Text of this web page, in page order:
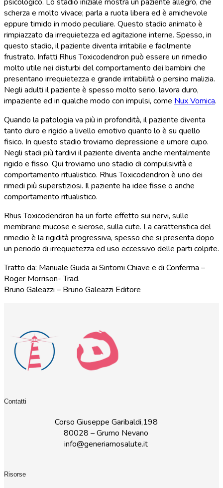
scherza e molto vivace; parla a ruota libera ed è amichevole
eppure timido in modo peculiare. Questo stadio animato è
rimpiazzato da irrequietezza ed agitazione interne. Spesso, in
questo stadio, il paziente diventa irritabile e facilmente
frustrato. Infatti Rhus Toxicodendron può essere un rimedio
molto utile nei disturbi del comportamento dei bambini che
presentano irrequietezza e grande irritabilità o persino malizia.
Negli adulti il paziente è spesso molto serio, lavora duro,
impaziente ed in qualche modo con impulsi, come Nux Vomica.
Quando la patologia va più in profondità, il paziente diventa
tanto duro e rigido a livello emotivo quanto lo è su quello
fisico. In questo stadio troviamo depressione e umore cupo.
Negli stadi più tardivi il paziente diventa anche mentalmente
rigido e fisso. Qui troviamo uno stadio di compulsività e
comportamento ritualistico. Rhus Toxicodendron è uno dei
rimedi più superstiziosi. Il paziente ha idee fisse o anche
comportamento ritualistico.
Rhus Toxicodendron ha un forte effetto sui nervi, sulle
membrane mucose e sierose, sulla cute. La caratteristica del
rimedio è la rigidità progressiva, spesso che si presenta dopo
un periodo di irrequietezza ed uso eccessivo delle parti colpite.
Tratto da: Manuale Guida ai Sintomi Chiave e di Conferma –
Roger Morrison- Trad.
Bruno Galeazzi – Bruno Galeazzi Editore
Contatti
Corso Giuseppe Garibaldi,198
80028 – Grumo Nevano
info@generiamosalute.it
Risorse